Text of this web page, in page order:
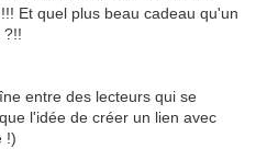
Et quel plus beau cadeau qu'un
?!!
entre des lecteurs qui se
l'idée de créer un lien avec
!)